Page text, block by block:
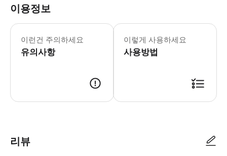
이용정보
이런건 주의하세요
유의사항
이렇게 사용하세요
사용방법
리뷰